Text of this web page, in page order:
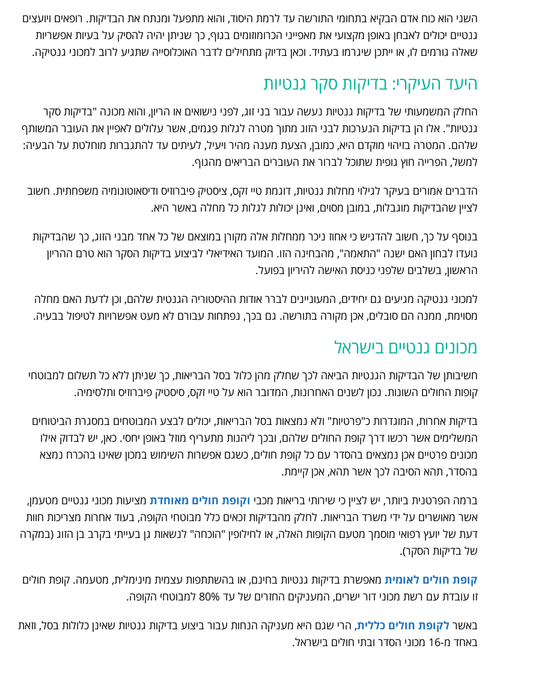
השני הוא כוח אדם הבקיא בתחומי התורשה עד לרמת היסוד, והוא מתפעל ומנתח את הבדיקות. רופאים ויועצים
גנטיים יכולים לאבחן באופן מקצועי את מאפייני הכרומוזומים בגוף, כך שניתן יהיה להסיק על בעיות אפשריות
שאלה גורמים לו, או ייתכן שיגרמו בעתיד. וכאן בדיוק מתחילים לדבר האוכלוסייה שתגיע לרוב למכוני גנטיקה.
היעד העיקרי: בדיקות סקר גנטיות
החלק המשמעותי של בדיקות גנטיות נעשה עבור בני זוג, לפני נישואים או הריון, והוא מכונה "בדיקות סקר
גנטיות". אלו הן בדיקות הנערכות לבני הזוג מתוך מטרה לגלות פגמים, אשר עלולים לאפיין את העובר המשותף
שלהם. המטרה בזיהוי מוקדם היא, כמובן, הצעת מענה מהיר ויעיל, לעיתים עד להתגברות מוחלטת על הבעיה:
למשל, הפרייה חוץ גופית שתוכל לברור את העוברים הבריאים מהגוף.
הדברים אמורים בעיקר לגילוי מחלות גנטיות, דוגמת טיי זקס, ציסטיק פיברוזיס ודיסאוטונומיה משפחתית. חשוב
לציין שהבדיקות מוגבלות, במובן מסוים, ואינן יכולות לגלות כל מחלה באשר היא.
בנוסף על כך, חשוב להדגיש כי אחוז ניכר ממחלות אלה מקורן במוצאם של כל אחד מבני הזוג, כך שהבדיקות
נועדו לבחון האם ישנה "התאמה", מהבחינה הזו. המועד האידיאלי לביצוע בדיקות הסקר הוא טרם ההריון
הראשון, בשלבים שלפני כניסת האישה להיריון בפועל.
למכוני גנטיקה מגיעים גם יחידים, המעוניינים לברר אודות ההיסטוריה הגנטית שלהם, וכן לדעת האם מחלה
מסוימת, ממנה הם סובלים, אכן מקורה בתורשה. גם בכך, נפתחות עבורם לא מעט אפשרויות לטיפול בבעיה.
מכונים גנטיים בישראל
חשיבותן של הבדיקות הגנטיות הביאה לכך שחלק מהן כלול בסל הבריאות, כך שניתן ללא כל תשלום למבוטחי
קופות החולים השונות. נכון לשנים האחרונות, המדובר הוא על טיי זקס, סיסטיק פיברוזיס ותלסימיה.
בדיקות אחרות, המוגדרות כ"פרטיות" ולא נמצאות בסל הבריאות, יכולים לבצע המבוטחים במסגרת הביטוחים
המשלימים אשר רכשו דרך קופת החולים שלהם, ובכך ליהנות מתעריף מוזל באופן יחסי. כאן, יש לבדוק אילו
מכונים פרטיים אכן נמצאים בהסדר עם כל קופת חולים, כשגם אפשרות השימוש במכון שאינו בהכרח נמצא
בהסדר, תהא הסיבה לכך אשר תהא, אכן קיימת.
ברמה הפרטנית ביותר, יש לציין כי שירותי בריאות מכבי וקופת חולים מאוחדת מציעות מכוני גנטיים מטעמן,
אשר מאושרים על ידי משרד הבריאות. לחלק מהבדיקות זכאים כלל מבוטחי הקופה, בעוד אחרות מצריכות חוות
דעת של יועץ רפואי מוסמך מטעם הקופות האלה, או לחילופין "הוכחה" לנשאות גן בעייתי בקרב בן הזוג (במקרה
של בדיקות הסקר).
קופת חולים לאומית מאפשרת בדיקות גנטיות בחינם, או בהשתתפות עצמית מינימלית, מטעמה. קופת חולים
זו עובדת עם רשת מכוני דור ישרים, המעניקים החזרים של עד 80% למבוטחי הקופה.
באשר לקופת חולים כללית, הרי שגם היא מעניקה הנחות עבור ביצוע בדיקות גנטיות שאינן כלולות בסל, וזאת
באחד מ-16 מכוני הסדר ובתי חולים בישראל.